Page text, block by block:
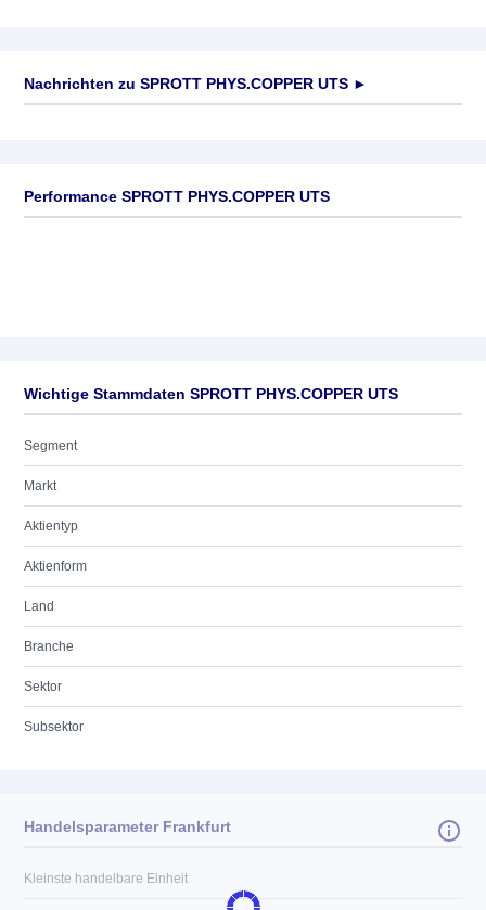
Nachrichten zu SPROTT PHYS.COPPER UTS ►
Performance SPROTT PHYS.COPPER UTS
Wichtige Stammdaten SPROTT PHYS.COPPER UTS
Segment
Markt
Aktientyp
Aktienform
Land
Branche
Sektor
Subsektor
Handelsparameter Frankfurt
Kleinste handelbare Einheit